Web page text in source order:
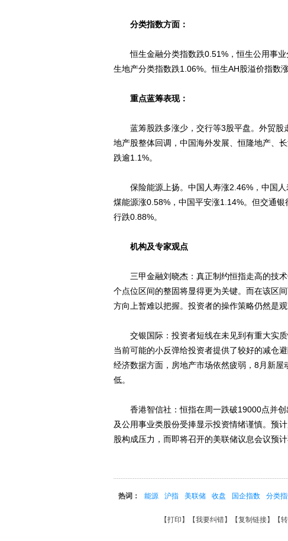
分类指数方面：
恒生金融分类指数跌0.51%，恒生公用事业
生地产分类指数跌1.06%。恒生AH股溢价指数
重点蓝筹表现：
蓝筹股跌多涨少，交行等3股平盘。外贸股
地产股整体回调，中国海外发展、恒隆地产、
跌逾1.1%。
保险能源上扬。中国人寿涨2.46%，中国人
煤能源涨0.58%，中国平安涨1.14%。但交通
行跌0.88%。
机构及专家观点
三甲金融刘晓杰：真正制约恒指走高的技术
个点位区间的整固将显得更为关键。而在该区
方向上暂难以把握。投资者的操作策略仍然是
交银国际：投资者短线在未见到有重大实质
当前可能的小反弹给投资者提供了较好的减仓
经济数据方面，房地产市场依然疲弱，8月新
低。
香港智信社：恒指在周一跌破19000点并创
及公用事业类股份受捧显示投资情绪谨慎。预
股构成压力，而即将召开的美联储议息会议预
热词： 能源 沪指 美联储 收盘 国企指数 分类
【打印 】【我要纠错】【复制链接】【